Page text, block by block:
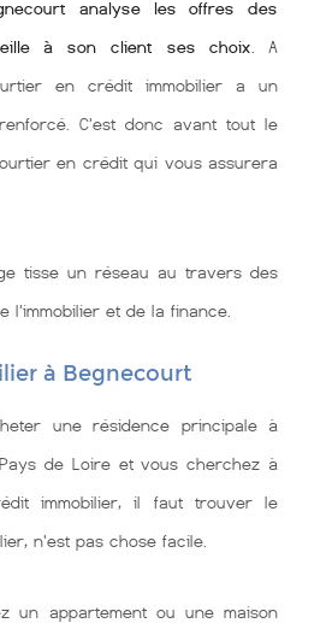
analyse les offres des
à son client ses choix . A
en crédit immobilier a un
C'est donc avant tout le
en crédit qui vous assurera
tisse un réseau au travers des
l'immobilier et de la finance.
à Begnecourt
une résidence principale à
de Loire et vous cherchez à
immobilier, il faut trouver le
n'est pas chose facile.
un appartement ou une maison